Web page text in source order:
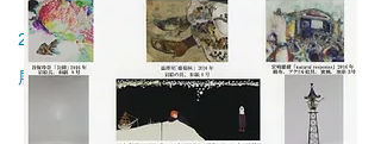
2016.10.5
展示のお知らせ
『JOY 展 -2016-』